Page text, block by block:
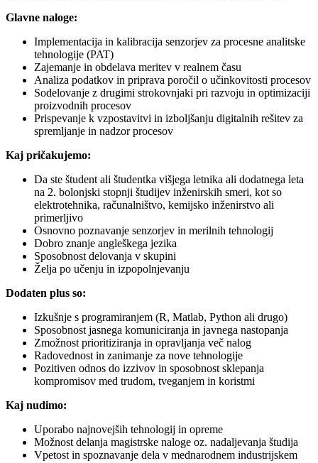
Glavne naloge:
Implementacija in kalibracija senzorjev za procesne analitske
tehnologije (PAT)
Zajemanje in obdelava meritev v realnem času
Analiza podatkov in priprava poročil o učinkovitosti procesov
Sodelovanje z drugimi strokovnjaki pri razvoju in optimizaciji
proizvodnih procesov
Prispevanje k vzpostavitvi in izboljšanju digitalnih rešitev za
spremljanje in nadzor procesov
Kaj pričakujemo:
Da ste študent ali študentka višjega letnika ali dodatnega leta
na 2. bolonjski stopnji študijev inženirskih smeri, kot so
elektrotehnika, računalništvo, kemijsko inženirstvo ali
primerljivo
Osnovno poznavanje senzorjev in merilnih tehnologij
Dobro znanje angleškega jezika
Sposobnost delovanja v skupini
Želja po učenju in izpopolnjevanju
Dodaten plus so:
Izkušnje s programiranjem (R, Matlab, Python ali drugo)
Sposobnost jasnega komuniciranja in javnega nastopanja
Zmožnost prioritiziranja in opravljanja več nalog
Radovednost in zanimanje za nove tehnologije
Pozitiven odnos do izzivov in sposobnost sklepanja
kompromisov med trudom, tveganjem in koristmi
Kaj nudimo:
Uporabo najnovejših tehnologij in opreme
Možnost delanja magistrske naloge oz. nadaljevanja študija
Vpetost in spoznavanje dela v mednarodnem industrijskem